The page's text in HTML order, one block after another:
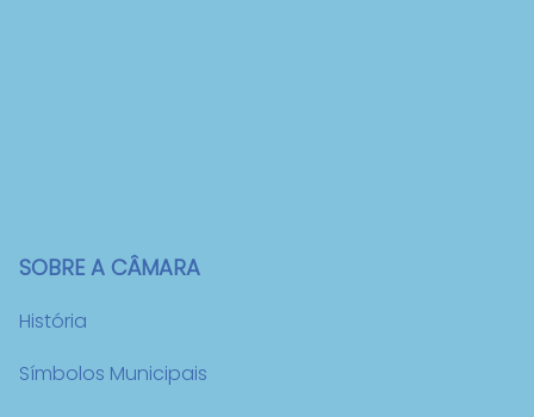
SOBRE A CÂMARA
História
Símbolos Municipais